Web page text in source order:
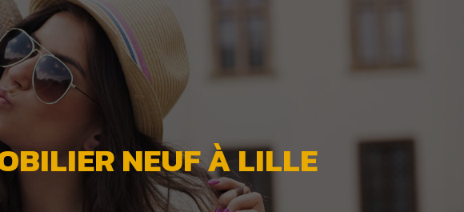
NEUF À LILLE